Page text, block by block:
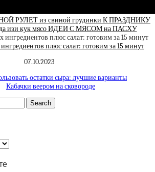
РУЛЕТ из свиной грудинки К ПРАЗДНИКУ
изи кук мясо ИДЕИ С МЯСОМ на ПАСХУ
плюс салат: готовим за 15 минут
07.10.2023
остатки сыра: лучшие варианты
Кабачки веером на сковороде